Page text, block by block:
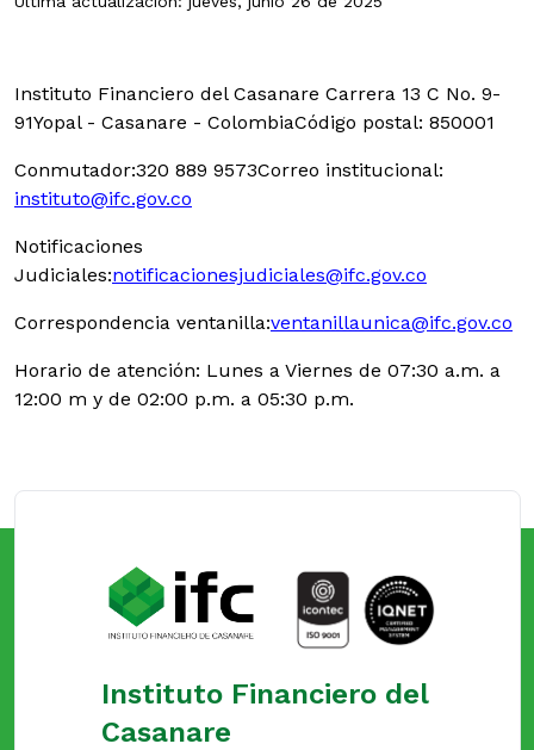
Instituto Financiero del Casanare Carrera 13 C No. 9-
91Yopal - Casanare - ColombiaCódigo postal: 850001
Conmutador:320 889 9573Correo institucional:
instituto@ifc.gov.co
Notificaciones
Judiciales:notificacionesjudiciales@ifc.gov.co
Correspondencia ventanilla:ventanillaunica@ifc.gov.co
Horario de atención: Lunes a Viernes de 07:30 a.m. a
12:00 m y de 02:00 p.m. a 05:30 p.m.
Instituto Financiero del
Casanare